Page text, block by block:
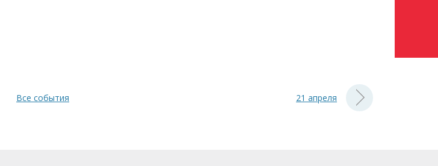
Все события 21 апреля